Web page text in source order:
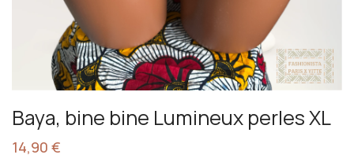
Baya, bine bine Lumineux perles XL
14,90 €